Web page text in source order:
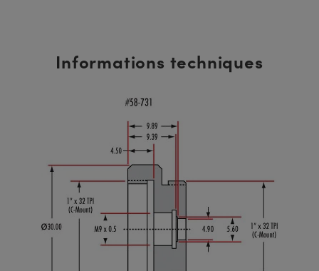
Informations techniques